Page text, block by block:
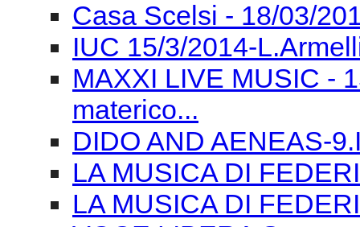
Casa Scelsi - 18/03/
IUC 15/3/2014-
MAXXI LIVE MUSIC -
materico...
DIDO AND AENEAS-
LA MUSICA DI
LA MUSICA DI